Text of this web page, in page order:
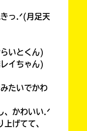
.ᐟ(月足天
いとくん)
イちゃん)
たいでかわ
かわいい.ᐟ
げてて、